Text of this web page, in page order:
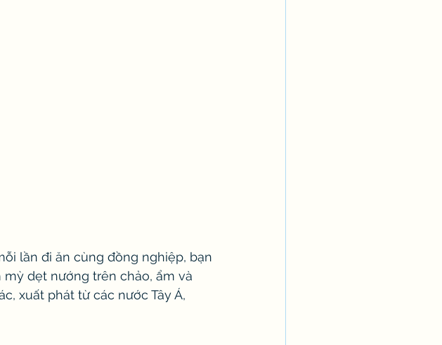
lần đi ăn cùng đồng nghiệp, bạn
mỳ dẹt nướng trên chảo, ẩm và
xuất phát từ các nước Tây Á,